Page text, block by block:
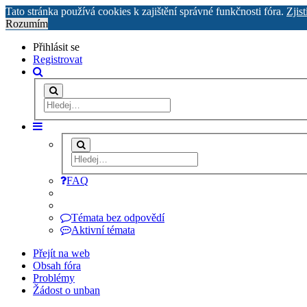
Tato stránka používá cookies k zajištění správné funkčnosti fóra.
Rozumím
Přihlásit se
Registrovat
FAQ
Témata bez odpovědí
Aktivní témata
Přejít na web
Obsah fóra
Problémy
Žádost o unban